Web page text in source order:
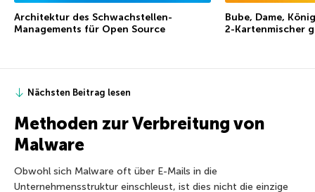
Architektur des Schwachstellen-
Managements für Open Source
Bube, Dame,
2-Kartenmischer
Nächsten Beitrag lesen
Methoden zur Verbreitung von
Malware
Obwohl sich Malware oft über E-Mails in die
Unternehmensstruktur einschleust, ist dies nicht die einzige